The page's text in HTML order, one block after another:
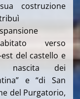
costruzione
verso
del castello e
nascita dei
e “di San
del Purgatorio,